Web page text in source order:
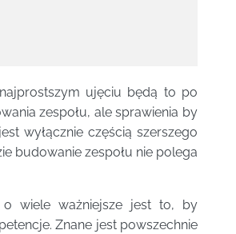
ujęciu będą to po
zespołu, ale sprawienia by
wyłącznie częścią szerszego
budowanie zespołu nie polega
o wiele ważniejsze jest to, by
Znane jest powszechnie